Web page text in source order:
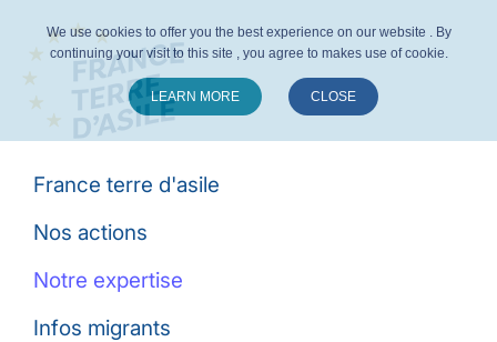
France terre d'asile
Nos actions
Notre expertise
Infos migrants
We use cookies to offer you the best experience on our website . By
continuing your visit to this site , you agree to makes use of cookie.
LEARN MORE CLOSE